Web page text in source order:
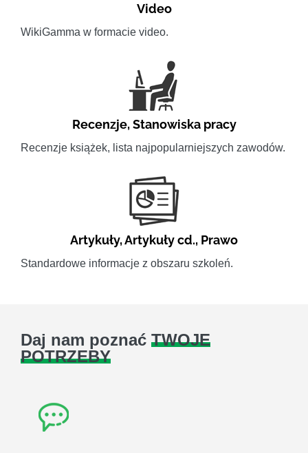
Video
WikiGamma w formacie video.
Recenzje,Stanowiska pracy
Recenzje książek, lista najpopularniejszych zawodów.
Artykuły,Artykuły cd., Prawo
Standardowe informacje z obszaru szkoleń.
Daj nam poznać TWOJE
POTRZEBY